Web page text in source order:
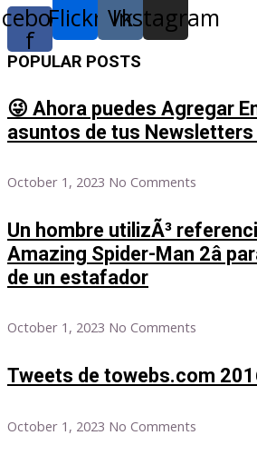
f
Flickr Vk
Instagram
POPULAR POSTS
😜 Ahora puedes Agregar
asuntos de tus Newsletters
October 1, 2023 No Comments
Un hombre utilizÃ³
Amazing Spider-Man 2â
de un estafador
October 1, 2023 No Comments
Tweets de towebs.com
October 1, 2023 No Comments